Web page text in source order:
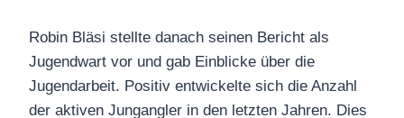
Robin Bläsi stellte danach seinen Bericht als
Jugendwart vor und gab Einblicke über die
Jugendarbeit. Positiv entwickelte sich die Anzahl
der aktiven Jungangler in den letzten Jahren. Dies